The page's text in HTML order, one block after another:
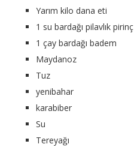
Yarım kilo dana eti
1 su bardağı pilavlık pirinç
1 çay bardağı badem
Maydanoz
Tuz
yenibahar
karabiber
Su
Tereyağı